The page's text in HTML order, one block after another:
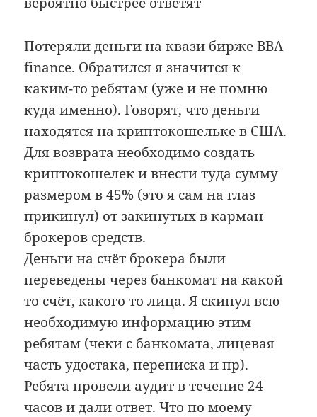
Потеряли деньги на квази бирже BBA
finance. Обратился я значится к
каким-то ребятам (уже и не помню
куда именно). Говорят, что деньги
находятся на криптокошельке в США.
Для возврата необходимо создать
криптокошелек и внести туда сумму
размером в 45% (это я сам на глаз
прикинул) от закинутых в карман
брокеров средств.
Деньги на счёт брокера были
переведены через банкомат на какой
то счёт, какого то лица. Я скинул всю
необходимую информацию этим
ребятам (чеки с банкомата, лицевая
часть удостака, переписка и пр).
Ребята провели аудит в течение 24
часов и дали ответ. Что по моему